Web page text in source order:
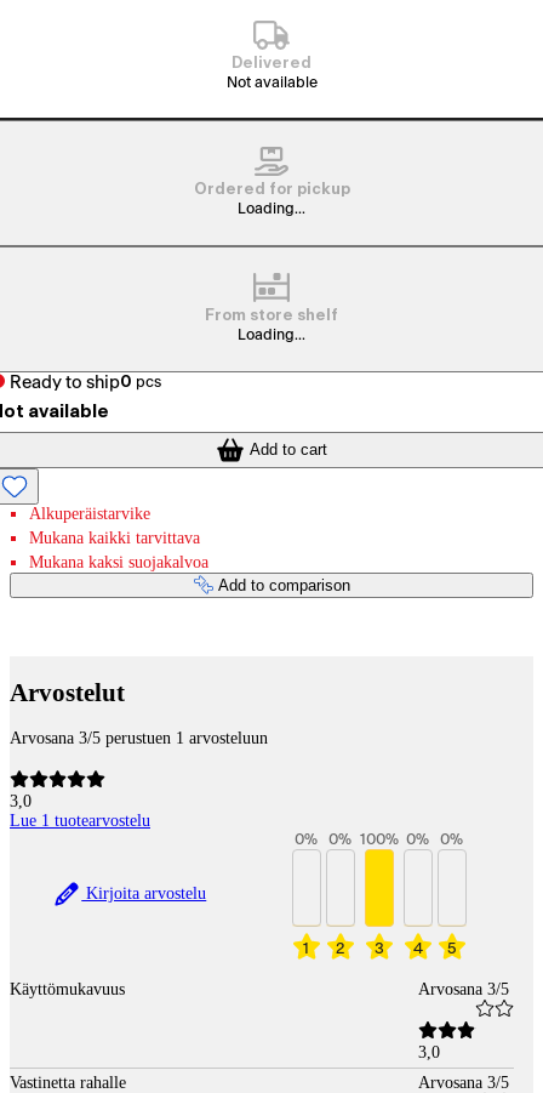
Delivered
Not available
Ordered for pickup
Loading...
From store shelf
Loading...
Ready to ship0 pcs
available
Add to cart
Alkuperäistarvike
Mukana kaikki tarvittava
Mukana kaksi suojakalvoa
Add to comparison
Arvostelut
Arvosana 3/5 perustuen 1 arvosteluun
3,0
Lue 1 tuotearvostelu
Kirjoita arvostelu
1
0%
2
0%
3
100%
4
0%
5
0%
Käyttömukavuus Arvosana 3/5
3,0
Vastinetta rahalle
Arvosana 3/5